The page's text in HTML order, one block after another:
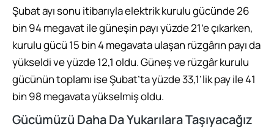
Şubat ayı sonu itibarıyla elektrik kurulu gücünde 26
bin 94 megavat ile güneşin payı yüzde 21’e çıkarken,
kurulu gücü 15 bin 4 megavata ulaşan rüzgârın payı da
yükseldi ve yüzde 12,1 oldu. Güneş ve rüzgâr kurulu
gücünün toplamı ise Şubat’ta yüzde 33,1’lik pay ile 41
bin 98 megavata yükselmiş oldu.
Gücümüzü Daha Da Yukarılara Taşıyacağız